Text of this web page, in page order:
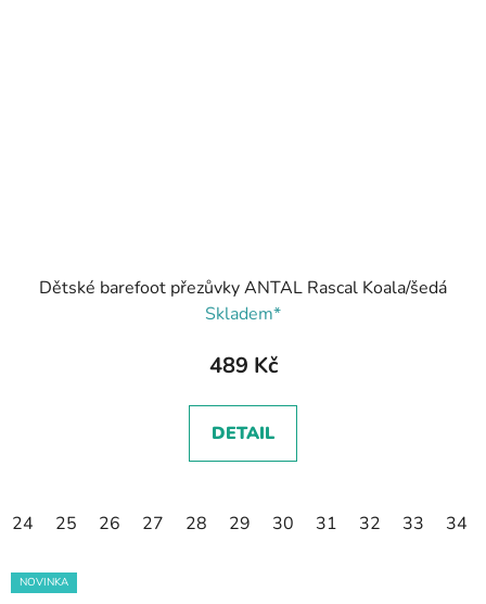
Dětské barefoot přezůvky ANTAL Rascal Koala/šedá
Skladem*
489 Kč
DETAIL
24 25 26 27 28 29 30 31 32 33 34
NOVINKA